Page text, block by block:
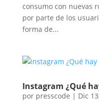
consumo con nuevas
por parte de los
forma de...
Instagram ¿Qué
por presscode | Dic